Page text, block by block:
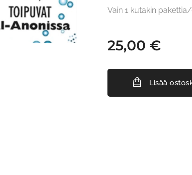
Vain 1 kutakin
25,00 €
Lisää